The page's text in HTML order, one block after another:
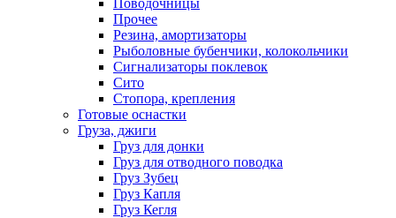
Поводочницы
Прочее
Резина, амортизаторы
Рыболовные бубенчики, колокольчики
Сигнализаторы поклевок
Сито
Стопора, крепления
Готовые оснастки
Груза, джиги
Груз для донки
Груз для отводного поводка
Груз Зубец
Груз Капля
Груз Кегля